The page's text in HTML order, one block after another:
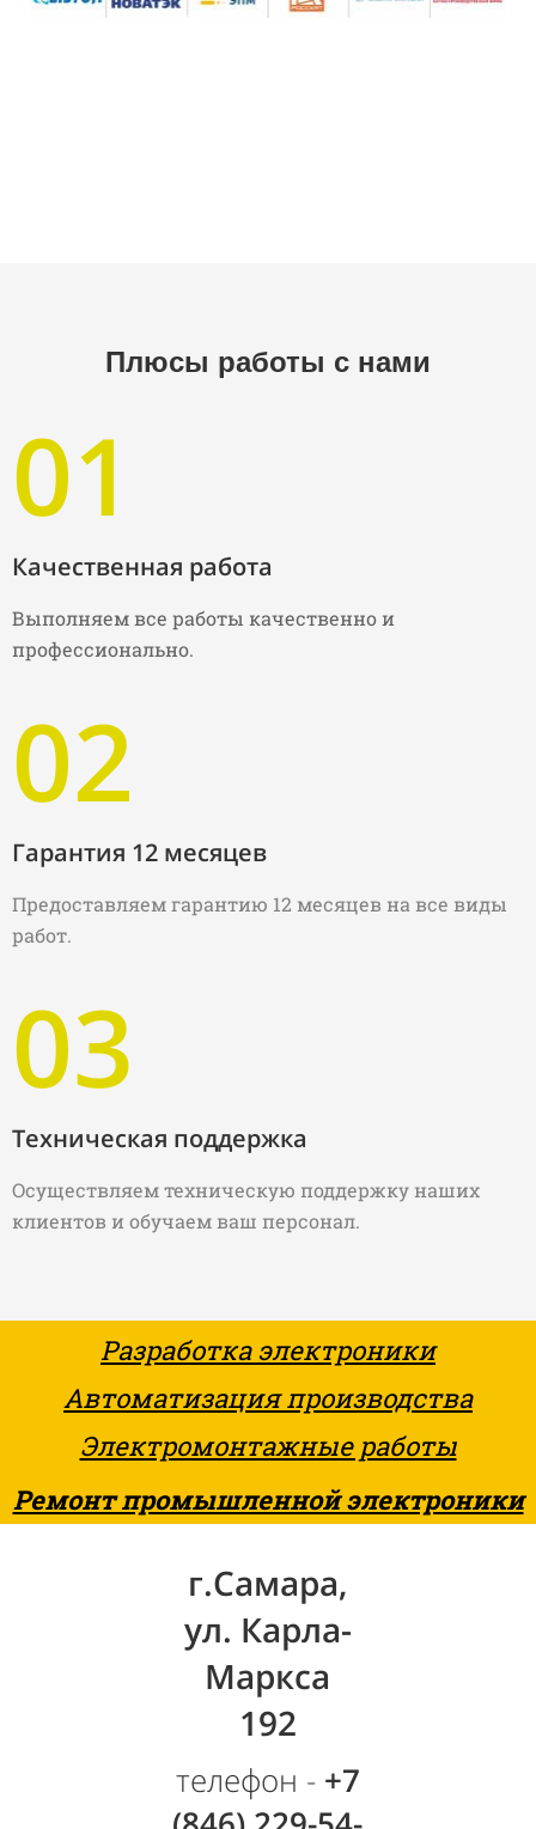
Плюсы работы с нами
01
Качественная работа
Выполняем все работы качественно и
профессионально.
02
Гарантия 12 месяцев
Предоставляем гарантию 12 месяцев на все виды
работ.
03
Техническая поддержка
Осуществляем техническую поддержку наших
клиентов и обучаем ваш персонал.
Разработка электроники
Автоматизация производства
Электромонтажные работы
Ремонт промышленной электроники
г.Самара,
ул. Карла-
Маркса
192
телефон - +7